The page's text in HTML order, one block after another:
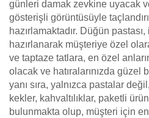
günleri damak zevkine uyacak
gösterişli görüntüsüyle
hazırlamaktadır. Düğün
hazırlanarak müşteriye özel
ve taptaze tatlara, en özel
olacak ve hatıralarınızda güzel
yanı sıra, yalnızca pastalar
kekler, kahvaltılıklar, paketli
bulunmakta olup, müşteri için